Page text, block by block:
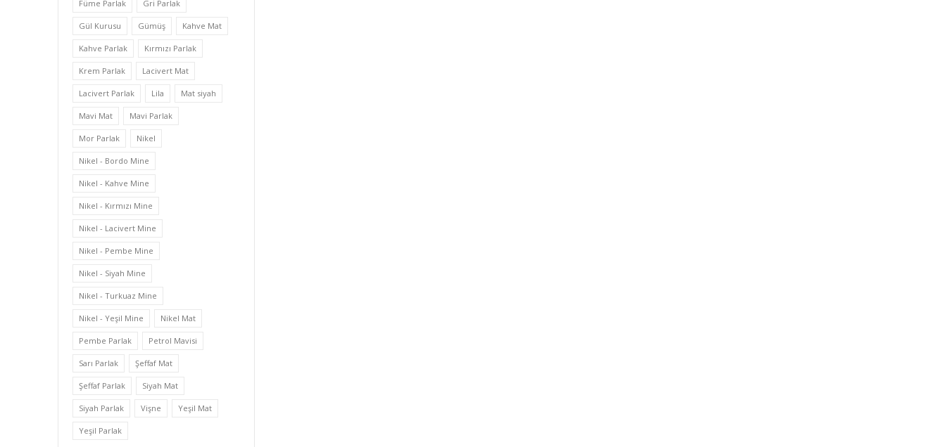
Füme Parlak Gri Parlak
Gül Kurusu Gümüş Kahve Mat
Kahve Parlak Kırmızı Parlak
Krem Parlak Lacivert Mat
Lacivert Parlak Lila Mat siyah
Mavi Mat Mavi Parlak
Mor Parlak Nikel
Nikel - Bordo Mine
Nikel - Kahve Mine
Nikel - Kırmızı Mine
Nikel - Lacivert Mine
Nikel - Pembe Mine
Nikel - Siyah Mine
Nikel - Turkuaz Mine
Nikel - Yeşil Mine Nikel Mat
Pembe Parlak Petrol Mavisi
Sarı Parlak Şeffaf Mat
Şeffaf Parlak Siyah Mat
Siyah Parlak Vişne Yeşil Mat
Yeşil Parlak